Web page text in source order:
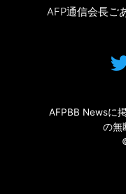
AFP通信会長ご
AFPBB Newsに
の無